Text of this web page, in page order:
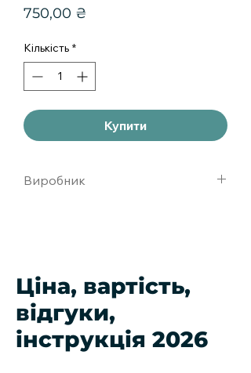
750,00 ₴
Кількість *
Купити
Виробник
Ціна, вартість,
відгуки,
інструкція 2026